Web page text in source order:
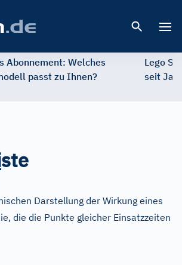
Abonnement: Welches
passt zu Ihnen?
Lego
seit
ste
Darstellung der Wirkung eines
die die Punkte gleicher Einsatzzeiten